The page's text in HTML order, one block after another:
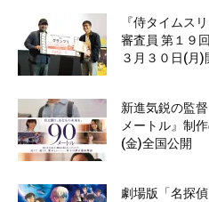
『侍タイムス
審査員 第１９
３月３０日(月)
新進気鋭の監
メートル』制
(金)全国公開
劇場版「名探